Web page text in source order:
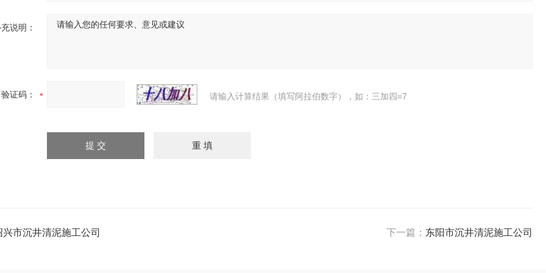
说明：
验证码： 请输入计算结果（填写阿拉伯数字），如：三加四=7
兴市沉井清泥施工公司 下一篇： 东阳市沉井清泥施工公司